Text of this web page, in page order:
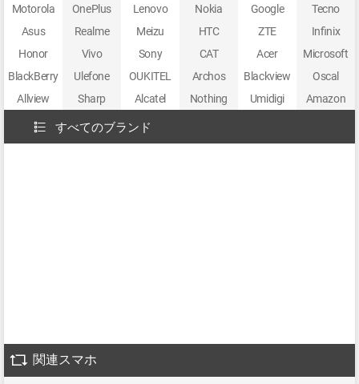
Motorola
OnePlus Lenovo Nokia Google
Tecno
Asus
Realme Meizu HTC ZTE
Infinix
Honor
Vivo Sony CAT Acer
Microsoft
BlackBerry
Ulefone OUKITEL Archos Blackview
Oscal
Allview
Sharp Alcatel Nothing Umidigi Amazon
すべてのブランド
関連スマホ